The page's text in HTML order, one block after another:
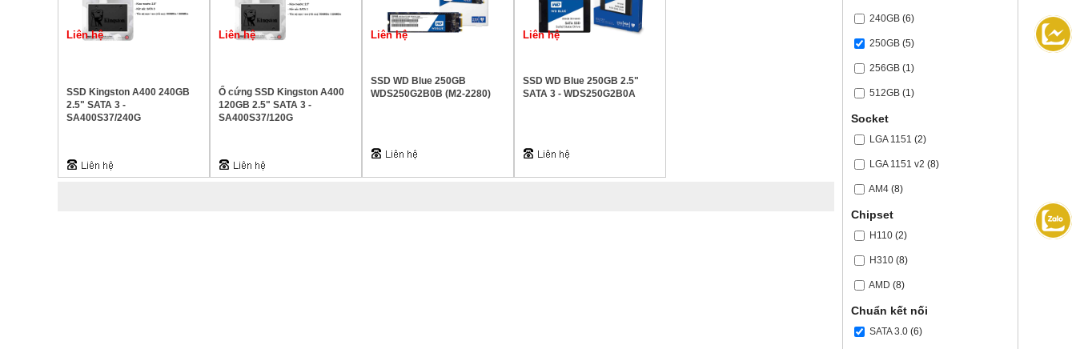
Liên hệ
SSD Kingston A400 240GB
2.5" SATA 3 -
SA400S37/240G
Liên hệ
Ổ cứng SSD Kingston A400
120GB 2.5" SATA 3 -
SA400S37/120G
Liên hệ
SSD WD Blue 250GB
WDS250G2B0B (M2-2280)
Liên hệ
SSD WD Blue 250GB 2.5"
SATA 3 - WDS250G2B0A
240GB (6)
250GB (5)
256GB (1)
512GB (1)
Socket
LGA 1151 (2)
LGA 1151 v2 (8)
AM4 (8)
Chipset
H110 (2)
H310 (8)
AMD (8)
Chuẩn kết nối
SATA 3.0 (6)